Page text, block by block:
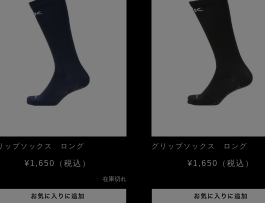
ップソックス ロング
¥1,650 （税込）
在庫切れ
グリップソックス ロング
¥1,650 （税込）